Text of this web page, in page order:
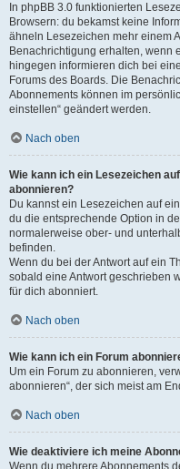
In phpBB 3.0 funktionierten
Browsern: du bekamst keine
ähneln Lesezeichen mehr einem
Benachrichtigung erhalten, wenn
hingegen informieren dich bei
Forums des Boards. Die
Abonnements können im
einstellen“ geändert werden.
Nach oben
Wie kann ich ein Lesezeichen
abonnieren?
Du kannst ein Lesezeichen auf
du die entsprechende Option in
normalerweise ober- und
befinden.
Wenn du bei der Antwort auf ein
sobald eine Antwort geschrieben
für dich abonniert.
Nach oben
Wie kann ich ein Forum
Um ein Forum zu abonnieren,
abonnieren“, der sich meist am
Nach oben
Wie deaktiviere ich meine
Wenn du mehrere Abonnements